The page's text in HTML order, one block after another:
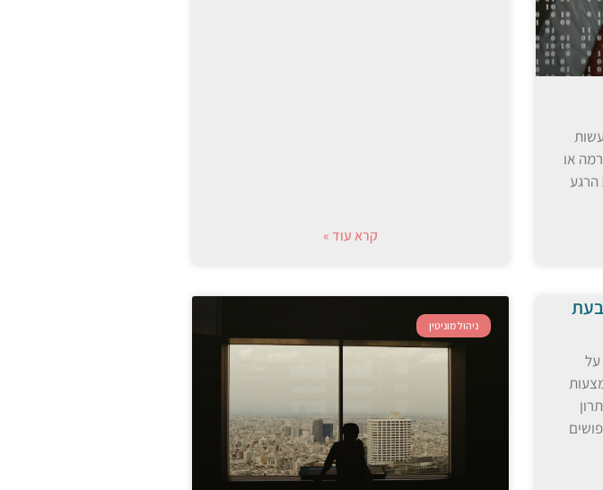
או
הרגע
קרא עוד »
על
ניהול מוניטין